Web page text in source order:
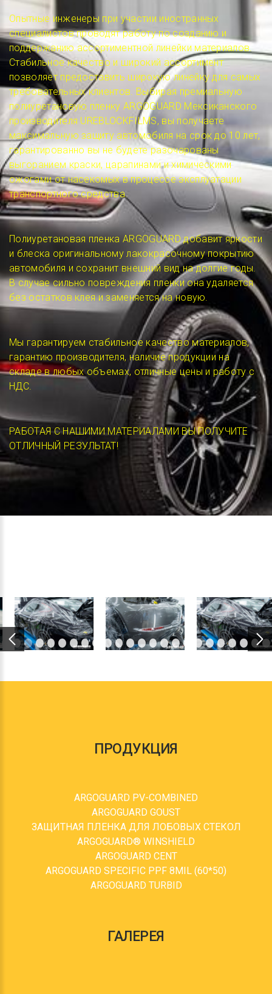
Опытные инженеры при участии иностранных
специалистов проводят работу по созданию и
поддержанию ассортиментной линейки материалов.
Стабильное качество и широкий ассортимент
позволяет предоставить широкую линейку для самых
требовательных клиентов. Выбирая премиальную
полиуретановую пленку ARGOGUARD Мексиканского
производителя UREBLOCKFILMS, вы получаете
максимальную защиту автомобиля на срок до 10 лет,
гарантированно вы не будете разочарованы
выгоранием краски, царапинами и химическими
ожогами от насекомых в процессе эксплуатации
транспортного средства.
Полиуретановая пленка ARGOGUARD добавит яркости
и блеска оригинальному лакокрасочному покрытию
автомобиля и сохранит внешний вид на долгие годы.
В случае сильно повреждения пленки она удаляется
без остатков клея и заменяется на новую.
Мы гарантируем стабильное качество материалов,
гарантию производителя, наличие продукции на
складе в любых объемах, отличные цены и работу с
НДС.
РАБОТАЯ С НАШИМИ МАТЕРИАЛАМИ ВЫ ПОЛУЧИТЕ
ОТЛИЧНЫЙ РЕЗУЛЬТАТ!
Previous Next
ПРОДУКЦИЯ
ARGOGUARD PV-COMBINED
ARGOGUARD GOUST
ЗАЩИТНАЯ ПЛЕНКА ДЛЯ ЛОБОВЫХ СТЕКОЛ
ARGOGUARD® WINSHIELD
ARGOGUARD CENT
ARGOGUARD SPECIFIC PPF 8MIL (60*50)
ARGOGUARD TURBID
ГАЛЕРЕЯ